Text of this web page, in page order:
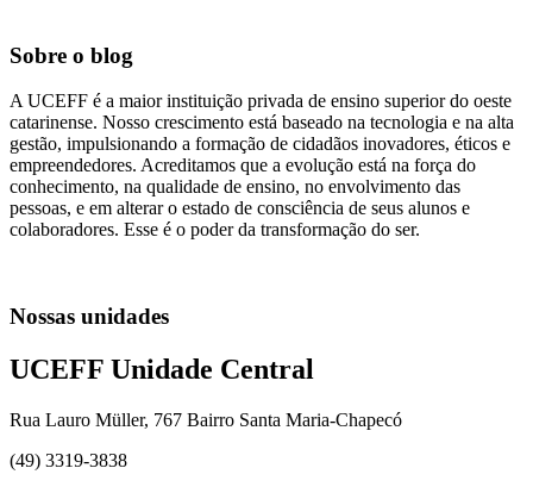
Sobre o blog
A UCEFF é a maior instituição privada de ensino superior do oeste
catarinense. Nosso crescimento está baseado na tecnologia e na alta
gestão, impulsionando a formação de cidadãos inovadores, éticos e
empreendedores. Acreditamos que a evolução está na força do
conhecimento, na qualidade de ensino, no envolvimento das
pessoas, e em alterar o estado de consciência de seus alunos e
colaboradores. Esse é o poder da transformação do ser.
Nossas unidades
UCEFF Unidade Central
Rua Lauro Müller, 767 Bairro Santa Maria-Chapecó
(49) 3319-3838